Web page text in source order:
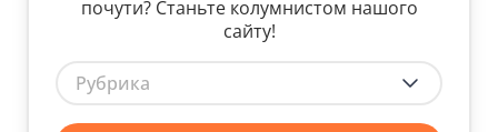
почути? Станьте колумнистом нашого
сайту!
Рубрика